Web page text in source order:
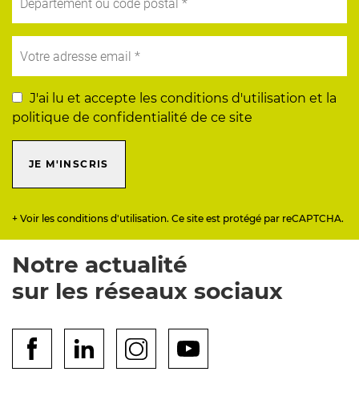
J'ai lu et accepte les conditions d'utilisation et la
politique de confidentialité de ce site
JE M'INSCRIS
+ Voir les conditions d'utilisation. Ce site est protégé par reCAPTCHA.
Notre actualité
sur les réseaux sociaux